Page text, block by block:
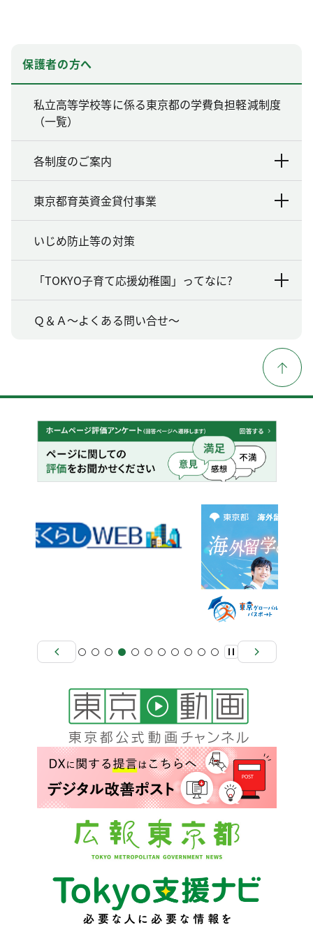
保護者の方へ
私立高等学校等に係る東京都の学費負担軽減制度
（一覧）
各制度のご案内
東京都育英資金貸付事業
いじめ防止等の対策
「TOKYO子育て応援幼稚園」ってなに?
Ｑ＆Ａ～よくある問い合せ～